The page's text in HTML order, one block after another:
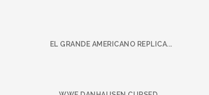
EL GRANDE AMERICANO REPLICA...